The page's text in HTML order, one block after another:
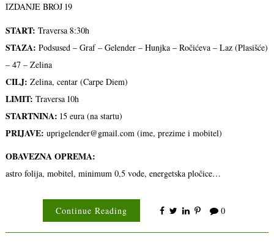
IZDANJE BROJ 19
START: Traversa 8:30h
STAZA: Podsused – Graf – Gelender – Hunjka – Ročićeva – Laz (Plasišće)
– 47 – Zelina
CILJ: Zelina, centar (Carpe Diem)
LIMIT: Traversa 10h
STARTNINA: 15 eura (na startu)
PRIJAVE: uprigelender@gmail.com (ime, prezime i mobitel)
OBAVEZNA OPREMA:
astro folija, mobitel, minimum 0,5 vode, energetska pločice…
Continue Reading 0